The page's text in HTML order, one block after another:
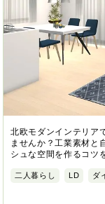
北欧モダンインテリア
ませんか？工業素材と
シュな空間を作るコツ
二人暮らし LD ダ